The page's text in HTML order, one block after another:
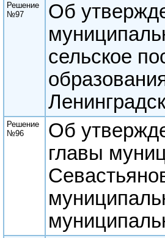
Решение
№97
Об
сельское
Решение
№96
Об
главы